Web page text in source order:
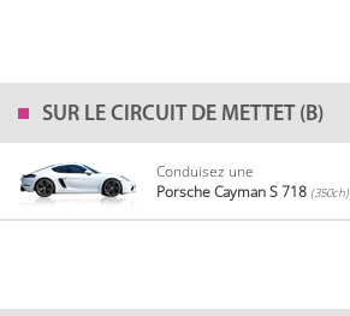
SUR LE CIRCUIT DE METTET (B)
Conduisez une
Porsche Cayman S 718 (350ch)